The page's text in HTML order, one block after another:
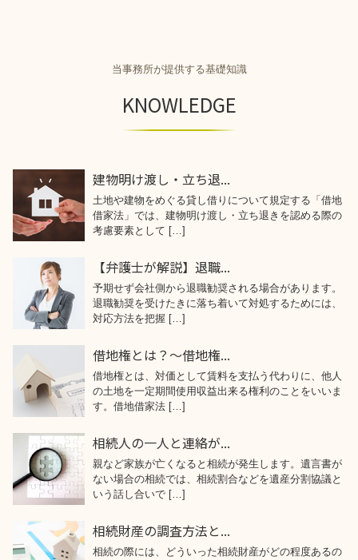
当事務所が提供する基礎知識
KNOWLEDGE
建物明け渡し・立ち退...
土地や建物をめぐる貸し借りについて規定する「借地
借家法」では、建物明け渡し・立ち退きを認める際の
考慮要素として […]
【弁護士が解説】退職...
予期せず会社側から退職勧奨される場合があります。
退職勧奨を受けたきに落ち着いて対処するためには、
対応方法を把握 […]
借地権とは？～借地権...
借地権とは、対価として賃料を支払う代わりに、他人
の土地を一定期間使用収益出来る権利のことをいいま
す。借地借家法 […]
相続人の一人と連絡が...
親など家族が亡くなると相続が発生します。遺言書が
ない場合の相続では、相続割合などを遺産分割協議と
いう話し合いで […]
相続財産の調査方法と...
相続の際には、どういった相続財産がどの程度あるの